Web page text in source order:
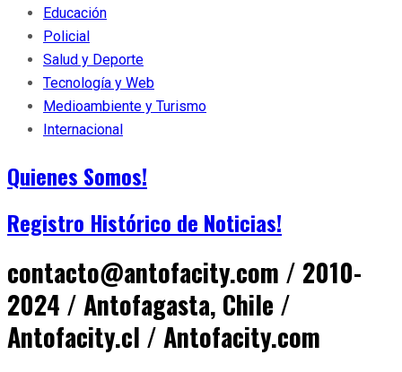
Educación
Policial
Salud y Deporte
Tecnología y Web
Medioambiente y Turismo
Internacional
Quienes Somos!
Registro Histórico de Noticias!
contacto@antofacity.com / 2010-
2024 / Antofagasta, Chile /
Antofacity.cl / Antofacity.com